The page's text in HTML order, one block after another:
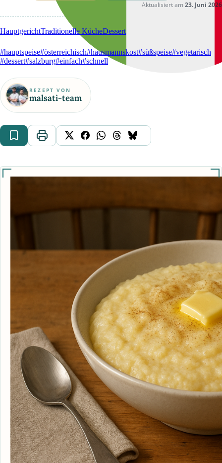
Aktualisiert am 23. Juni 2026
HauptgerichtTraditionelle KücheDessert
#hauptspeise#österreichisch#hausmannskost#süßspeise#vegetarisch
#dessert#salzburg#einfach#schnell
REZEPT VON
malsati-team